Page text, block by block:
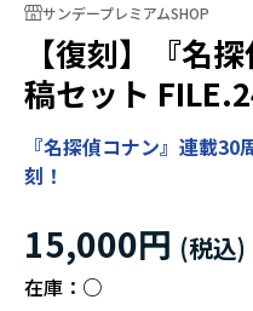
サンデープレミアムSHOP
【復刻】『名
稿セット
『名探偵コナン』連載
刻！
15,000円
在庫： ○